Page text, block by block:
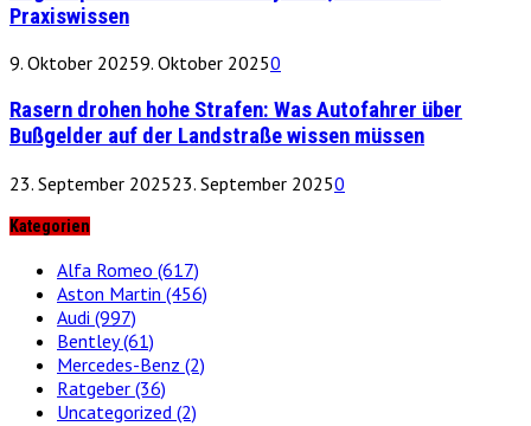
Praxiswissen
9. Oktober 20259. Oktober 20250
Rasern drohen hohe Strafen: Was Autofahrer über
Bußgelder auf der Landstraße wissen müssen
23. September 202523. September 20250
Kategorien
Alfa Romeo (617)
Aston Martin (456)
Audi (997)
Bentley(61)
Mercedes-Benz (2)
Ratgeber (36)
Uncategorized (2)